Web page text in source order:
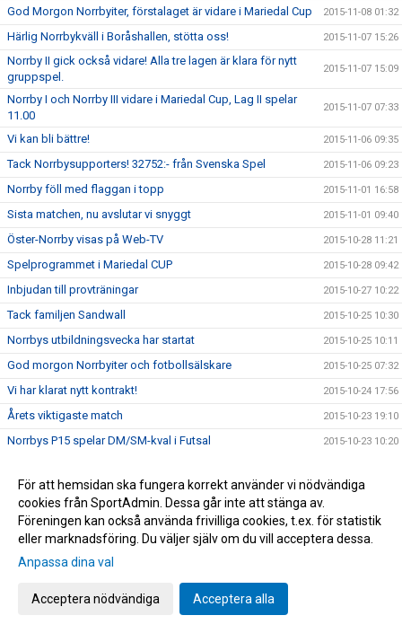
God Morgon Norrbyiter, förstalaget är vidare i Mariedal Cup 2015-11-08 01:32
Härlig Norrbykväll i Boråshallen, stötta oss! 2015-11-07 15:26
Norrby II gick också vidare! Alla tre lagen är klara för nytt
gruppspel.
2015-11-07 15:09
Norrby I och Norrby III vidare i Mariedal Cup, Lag II spelar
11.00
2015-11-07 07:33
Vi kan bli bättre! 2015-11-06 09:35
Tack Norrbysupporters! 32752:- från Svenska Spel 2015-11-06 09:23
Norrby föll med flaggan i topp 2015-11-01 16:58
Sista matchen, nu avslutar vi snyggt 2015-11-01 09:40
Öster-Norrby visas på Web-TV 2015-10-28 11:21
Spelprogrammet i Mariedal CUP 2015-10-28 09:42
Inbjudan till provträningar 2015-10-27 10:22
Tack familjen Sandwall 2015-10-25 10:30
Norrbys utbildningsvecka har startat 2015-10-25 10:11
God morgon Norrbyiter och fotbollsälskare 2015-10-25 07:32
Vi har klarat nytt kontrakt! 2015-10-24 17:56
Årets viktigaste match 2015-10-23 19:10
Norrbys P15 spelar DM/SM-kval i Futsal 2015-10-23 10:20
Grattis Raymond Fridén 2015-10-20 14:24
Norrby orkade inte 2015-10-17 16:45
Följ Norrby-matchen live via Borås Tidning 2015-10-16 17:15
NORRBYGALAN DEN 28 NOVEMBER
Zumban startar 18.30 idag
För att hemsidan ska fungera korrekt använder vi nödvändiga
cookies från SportAdmin. Dessa går inte att stänga av.
Föreningen kan också använda frivilliga cookies, t.ex. för statistik
eller marknadsföring. Du väljer själv om du vill acceptera dessa.
Anpassa dina val
Acceptera nödvändiga Acceptera alla